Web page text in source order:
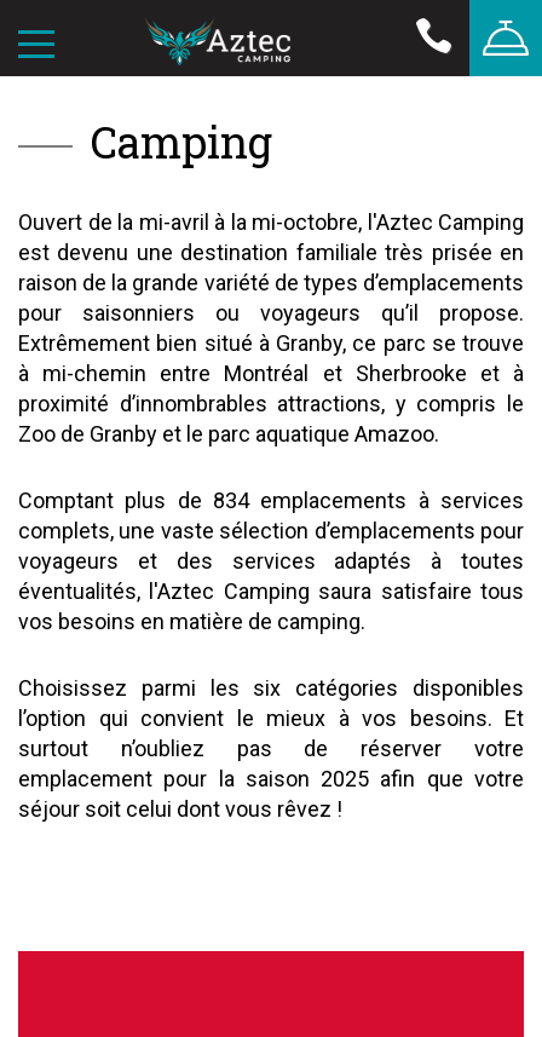
Camping
Ouvert de la mi-avril à la mi-octobre, l'Aztec Camping
est devenu une destination familiale très prisée en
raison de la grande variété de types d’emplacements
pour saisonniers ou voyageurs qu’il propose.
Extrêmement bien situé à Granby, ce parc se trouve
à mi-chemin entre Montréal et Sherbrooke et à
proximité d’innombrables attractions, y compris le
Zoo de Granby et le parc aquatique Amazoo.
Comptant plus de 834 emplacements à services
complets, une vaste sélection d’emplacements pour
voyageurs et des services adaptés à toutes
éventualités, l'Aztec Camping saura satisfaire tous
vos besoins en matière de camping.
Choisissez parmi les six catégories disponibles
l’option qui convient le mieux à vos besoins. Et
surtout n’oubliez pas de réserver votre
emplacement pour la saison 2025 afin que votre
séjour soit celui dont vous rêvez !